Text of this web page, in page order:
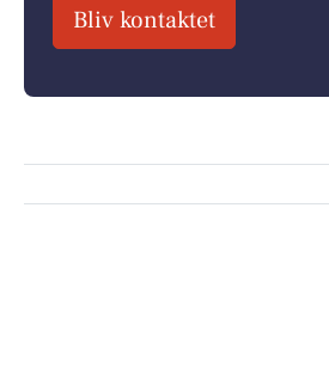
Bliv kontaktet